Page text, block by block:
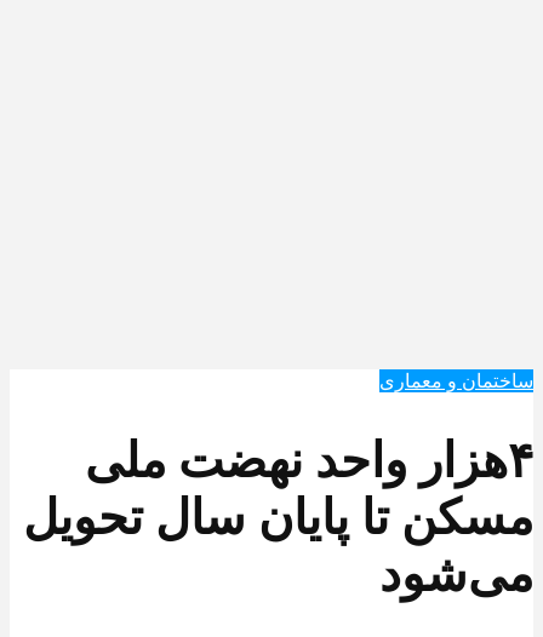
ساختمان و معماری
۴هزار واحد نهضت ملی
مسکن تا پایان سال تحویل
می‌شود